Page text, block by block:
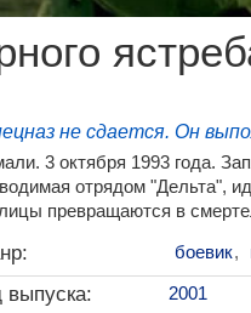
не сдается. Он
3 октября 1993 года.
отрядом "Дельта",
превращаются в
боевик,
выпуска: 2001